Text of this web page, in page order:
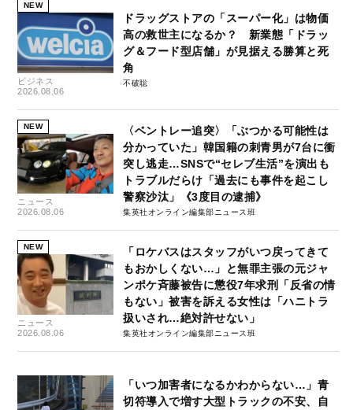
NEW
ビジネス
2026.08.06
ドラッグストアの「スーパー化」は物価
高の救世主になるか？ 新業態「ドラッ
グ＆フード型店舗」が見据える勝算と死
角
不破聡
NEW
ニュース
2026.08.06
〈ベントレー追突〉「ぶつかる可能性は
分かっていた」韓国籍の刺青男が7台に衝
突し逃走…SNSで“セレブ生活”を演出も
トラブルだらけ「過去にも事件を起こし
警察沙汰」《3度目の逮捕》
集英社オンライン編集部ニュース班
NEW
ニュース
2026.08.06
「ロケバスはスタッフがいつ戻ってきて
もおかしくない…」と無罪主張の元ジャ
ンポケ斉藤被告に懲役7年求刑「反省の情
もない」被害を訴える女性は「ハニトラ
扱いされ…絶対許せない」
集英社オンライン編集部ニュース班
「いつ加害者になるかわからない…」青
切符導入で増す大型トラックの不安、自